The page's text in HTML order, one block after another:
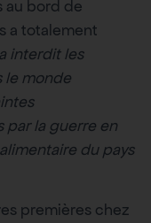
au bord de
a totalement
interdit les
le monde
par la guerre en
du pays
premières chez